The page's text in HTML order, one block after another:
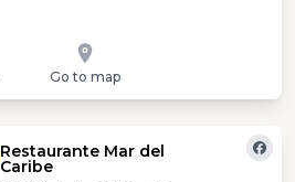
Go to map
Restaurante Mar del
Caribe